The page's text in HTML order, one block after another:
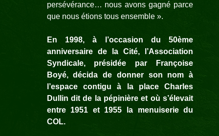
persévérance… nous avons gagné parce
que nous étions tous ensemble».
En 1998, à l’occasion du 50ème
anniversaire de la Cité, l’Association
Syndicale, présidée par Françoise
Boyé, décida de donner son nom à
l’espace contigu à la place Charles
Dullin dit de la pépinière et où s’élevait
entre 1951 et 1955 la menuiserie du
COL.